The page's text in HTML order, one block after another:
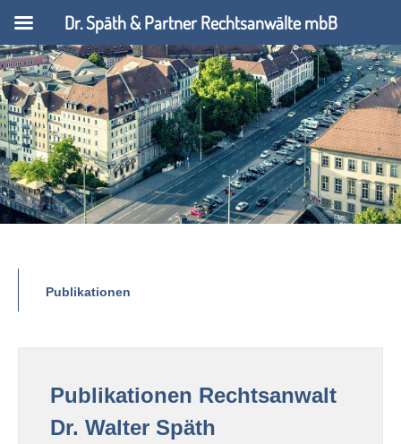
Publikationen
Publikationen Rechtsanwalt
Dr. Walter Späth
Dr. Späth & Partner Rechtsanwälte mbB